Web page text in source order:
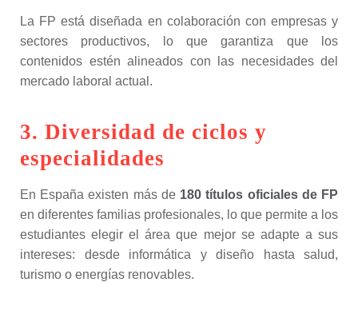
La FP está diseñada en colaboración con empresas y
sectores productivos, lo que garantiza que los
contenidos estén alineados con las necesidades del
mercado laboral actual.
3. Diversidad de ciclos y
especialidades
En España existen más de 180 títulos oficiales de FP
en diferentes familias profesionales, lo que permite a los
estudiantes elegir el área que mejor se adapte a sus
intereses: desde informática y diseño hasta salud,
turismo o energías renovables.